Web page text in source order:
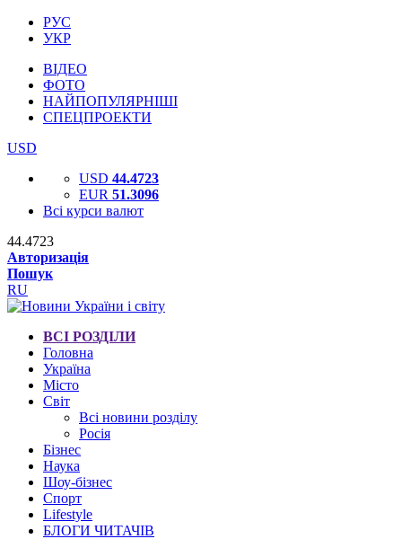
РУС
УКР
ВІДЕО
ФОТО
НАЙПОПУЛЯРНІШІ
СПЕЦПРОЕКТИ
USD
USD 44.4723
EUR 51.3096
Всі курси валют
44.4723
Авторизація
Пошук
RU
ВСІ РОЗДІЛИ
Головна
Україна
Місто
Світ
Всі новини розділу
Росія
Бізнес
Наука
Шоу-бізнес
Спорт
Lifestyle
БЛОГИ ЧИТАЧІВ